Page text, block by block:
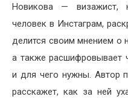
Новикова — визажист,
человек в Инстаграм,
делится своим мнением о
а также расшифровывает
и для чего нужны. Автор
расскажет, как за ней